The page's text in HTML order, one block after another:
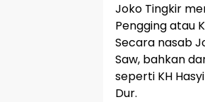
Joko Tingkir
Pengging atau
Secara nasab
Saw, bahkan
seperti KH
Dur.